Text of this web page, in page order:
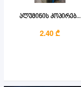
ალუმინის კოპირებ...
2.40 ₾